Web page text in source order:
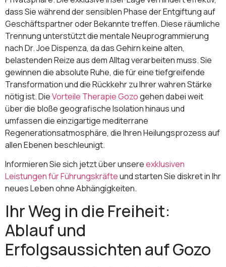
dass Sie während der sensiblen Phase der Entgiftung auf
Geschäftspartner oder Bekannte treffen. Diese räumliche
Trennung unterstützt die mentale Neuprogrammierung
nach Dr. Joe Dispenza, da das Gehirn keine alten,
belastenden Reize aus dem Alltag verarbeiten muss. Sie
gewinnen die absolute Ruhe, die für eine tiefgreifende
Transformation und die Rückkehr zu Ihrer wahren Stärke
nötig ist. DieVorteile Therapie Gozogehen dabei weit
über die bloße geografische Isolation hinaus und
umfassen die einzigartige mediterrane
Regenerationsatmosphäre, die Ihren Heilungsprozess auf
allen Ebenen beschleunigt.
Informieren Sie sich jetzt über unsereexklusiven
Leistungen für Führungskräfteund starten Sie diskret in Ihr
neues Leben ohne Abhängigkeiten.
Ihr Weg in die Freiheit:
Ablauf und
Erfolgsaussichten auf Gozo